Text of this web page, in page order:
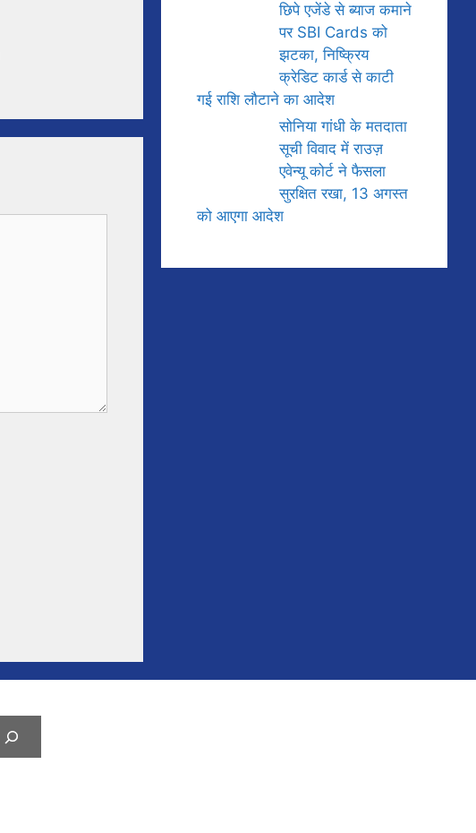
छिपे एजेंडे से ब्याज कमाने
पर SBI Cards को
झटका, निष्क्रिय
क्रेडिट कार्ड से काटी
गई राशि लौटाने का आदेश
सोनिया गांधी के मतदाता
सूची विवाद में राउज़
एवेन्यू कोर्ट ने फैसला
सुरक्षित रखा, 13 अगस्त
को आएगा आदेश